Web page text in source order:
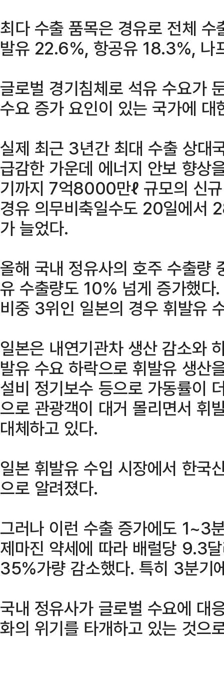
최다 수출 품목은 경유로 전체
발유 22.6%, 항공유 18.3%, 나
글로벌 경기침체로 석유 수요가
수요 증가 요인이 있는 국가에 대
실제 최근 3년간 최대 수출 상대
급감한 가운데 에너지 안보 향상
기까지 7억8000만ℓ 규모의 신
경유 의무비축일수도 20일에서
가 늘었다.
올해 국내 정유사의 호주 수출
유 수출량도 10% 넘게 증가했다
비중 3위인 일본의 경우 휘발유
일본은 내연기관차 생산 감소와
발유 수요 하락으로 휘발유 생산
설비 정기보수 등으로 가동률이
으로 관광객이 대거 몰리면서 휘
대체하고 있다.
일본 휘발유 수입 시장에서 한국
으로 알려졌다.
그러나 이런 수출 증가에도 1~3
제마진 약세에 따라 배럴당 9.3
35%가량 감소했다. 특히 3분기
국내 정유사가 글로벌 수요에 대
화의 위기를 타개하고 있는 것으